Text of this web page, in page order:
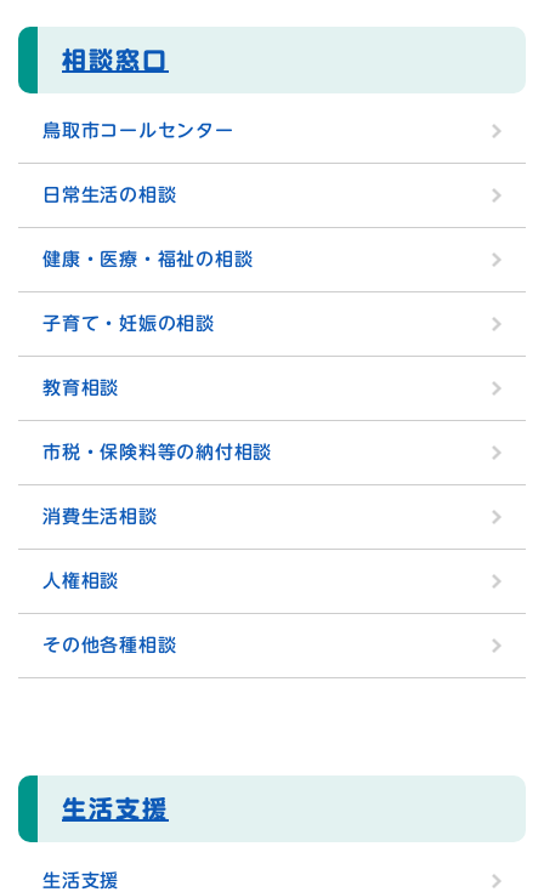
相談窓口
鳥取市コールセンター
日常生活の相談
健康・医療・福祉の相談
子育て・妊娠の相談
教育相談
市税・保険料等の納付相談
消費生活相談
人権相談
その他各種相談
生活支援
生活支援